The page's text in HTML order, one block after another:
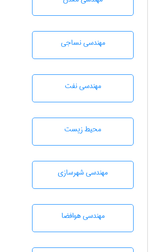
مهندسي نساجی
مهندسی نفت
محيط زيست
مهندسی شهرسازی
مهندسی هوافضا